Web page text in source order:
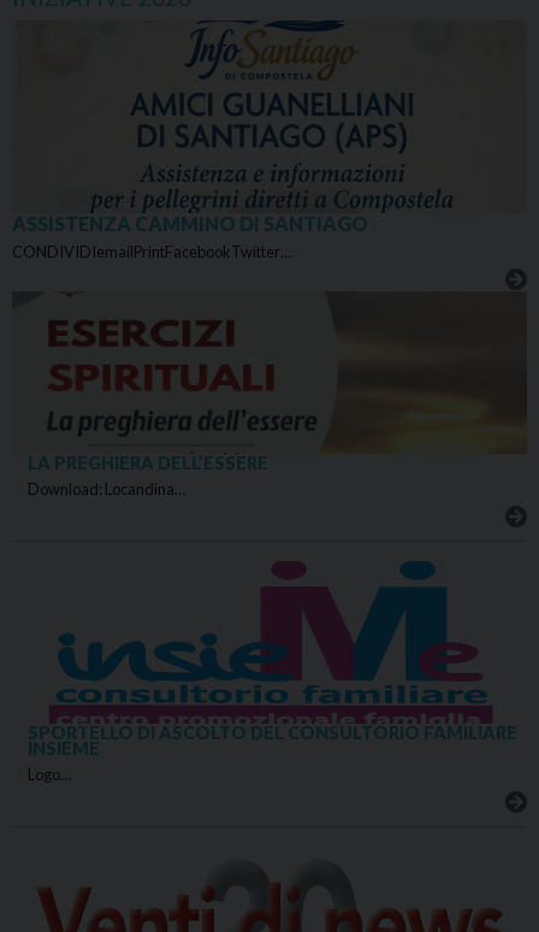
ASSISTENZA CAMMINO DI SANTIAGO
CONDIVIDIemailPrintFacebookTwitter…
LA PREGHIERA DELL’ESSERE
Download: Locandina…
SPORTELLO DI ASCOLTO DEL CONSULTORIO FAMILIARE
INSIEME
Logo…